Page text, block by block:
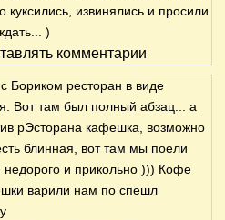
куксились, извинялись и просили
)
комментарии
Бориком ресторан в виде
Вот там был полный абзац... а
рЭсторана кафешка, возможно
блинная, вот там мы поели
недорого и прикольно ))) Кофе
варили нам по спешл